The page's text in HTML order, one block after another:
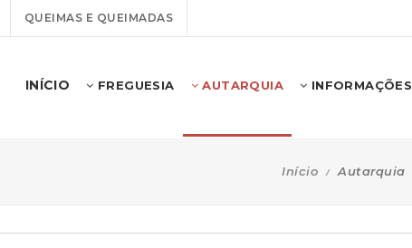
QUEIMAS E QUEIMADAS
INÍCIO FREGUESIA AUTARQUIA INFORMAÇÕES
Início Autarquia